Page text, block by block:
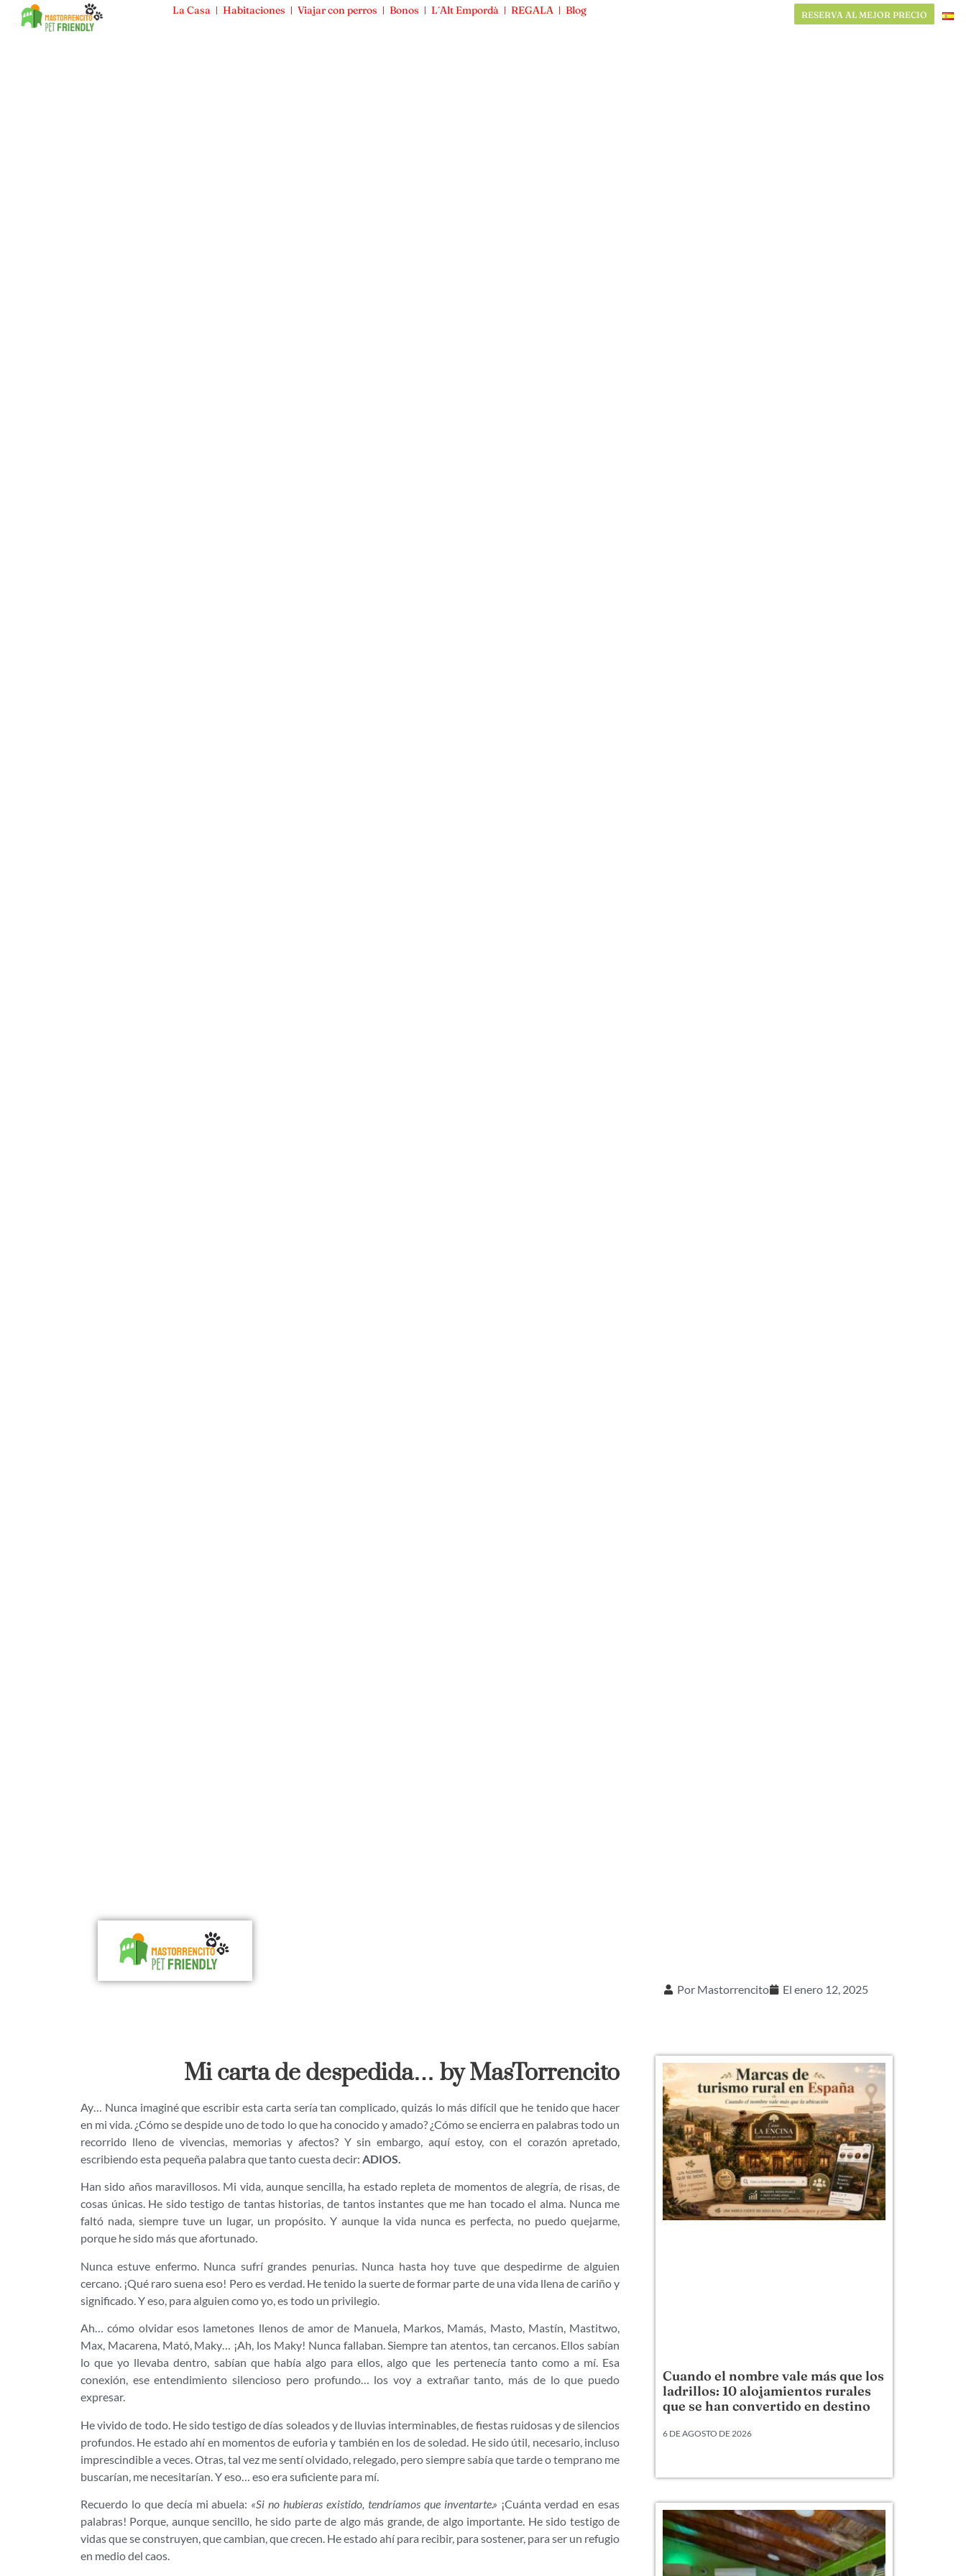
La Casa Habitaciones Viajar con perros Bonos L´Alt Empordà REGALA Blog RESERVA AL MEJOR PRECIO
La Casa Habitaciones Viajar con perros Bonos L´Alt Empordà REGALA Blog RESERVA AL MEJOR PRECIO
Mas Torrencito
Por Mastorrencito El enero 12, 2025
Mi carta de despedida… by MasTorrencito
Ay… Nunca imaginé que escribir esta carta sería tan complicado, quizás lo más difícil que he tenido que hacer
en mi vida. ¿Cómo se despide uno de todo lo que ha conocido y amado? ¿Cómo se encierra en palabras todo un
recorrido lleno de vivencias, memorias y afectos? Y sin embargo, aquí estoy, con el corazón apretado,
escribiendo esta pequeña palabra que tanto cuesta decir: ADIOS.
Han sido años maravillosos. Mi vida, aunque sencilla, ha estado repleta de momentos de alegría, de risas, de
cosas únicas. He sido testigo de tantas historias, de tantos instantes que me han tocado el alma. Nunca me
faltó nada, siempre tuve un lugar, un propósito. Y aunque la vida nunca es perfecta, no puedo quejarme,
porque he sido más que afortunado.
Nunca estuve enfermo. Nunca sufrí grandes penurias. Nunca hasta hoy tuve que despedirme de alguien
cercano. ¡Qué raro suena eso! Pero es verdad. He tenido la suerte de formar parte de una vida llena de cariño y
significado. Y eso, para alguien como yo, es todo un privilegio.
Ah… cómo olvidar esos lametones llenos de amor de Manuela, Markos, Mamás, Masto, Mastín, Mastitwo,
Max, Macarena, Mató, Maky… ¡Ah, los Maky! Nunca fallaban. Siempre tan atentos, tan cercanos. Ellos sabían
lo que yo llevaba dentro, sabían que había algo para ellos, algo que les pertenecía tanto como a mí. Esa
conexión, ese entendimiento silencioso pero profundo… los voy a extrañar tanto, más de lo que puedo
expresar.
He vivido de todo. He sido testigo de días soleados y de lluvias interminables, de fiestas ruidosas y de silencios
profundos. He estado ahí en momentos de euforia y también en los de soledad. He sido útil, necesario, incluso
imprescindible a veces. Otras, tal vez me sentí olvidado, relegado, pero siempre sabía que tarde o temprano me
buscarían, me necesitarían. Y eso… eso era suficiente para mí.
Recuerdo lo que decía mi abuela: «Si no hubieras existido, tendríamos que inventarte.» ¡Cuánta verdad en esas
palabras! Porque, aunque sencillo, he sido parte de algo más grande, de algo importante. He sido testigo de
vidas que se construyen, que cambian, que crecen. He estado ahí para recibir, para sostener, para ser un refugio
en medio del caos.
Cuando el nombre vale más que los
ladrillos: 10 alojamientos rurales
que se han convertido en destino
6 DE AGOSTO DE 2026